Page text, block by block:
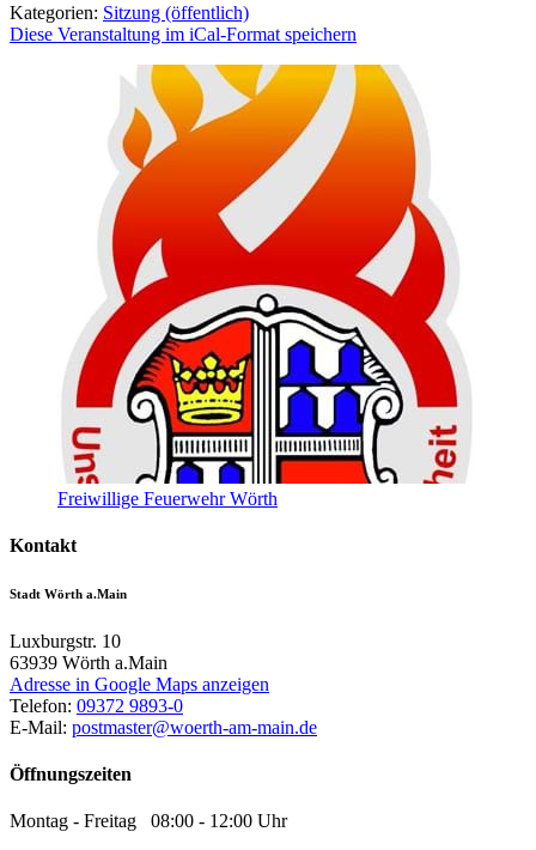
Kategorien: Sitzung (öffentlich)
Diese Veranstaltung im iCal-Format speichern
Freiwillige Feuerwehr Wörth
Kontakt
Stadt Wörth a.Main
Luxburgstr. 10
63939 Wörth a.Main
Adresse in Google Maps anzeigen
Telefon: 09372 9893-0
E-Mail: postmaster@woerth-am-main.de
Öffnungszeiten
Montag - Freitag 08:00 - 12:00 Uhr